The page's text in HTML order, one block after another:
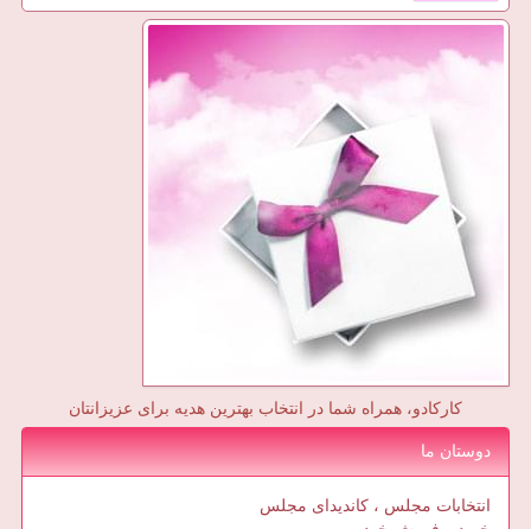
کارکادو، همراه شما در انتخاب بهترین هدیه برای عزیزانتان
دوستان ما
انتخابات مجلس ، کاندیدای مجلس